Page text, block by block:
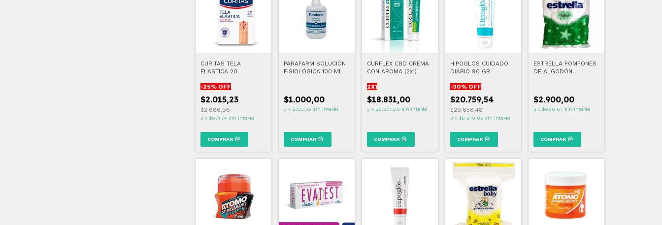
CURITAS TELA
ELASTICA 20
-25% OFF
$2.015,23
$2.686,98
3 x $671,74 sin interés
PARAFARM SOLUCIÓN
FISIOLÓGICA 100 ML
$1.000,00
3 x $333,33 sin interés
CURFLEX CBD CREMA
CON AROMA (2x1)
2X1
$18.831,00
3 x $6.277,00 sin interés
HIPOGLOS CUIDADO
DIARIO 90 GR
-30% OFF
$20.759,54
$29.656,48
3 x $6.919,85 sin interés
ESTRELLA POMPONES
DE ALGODÓN
$2.900,00
3 x $966,67 sin interés